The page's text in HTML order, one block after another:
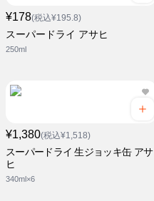
¥178(税込¥195.8)
スーパードライ アサヒ
250ml
¥1,380(税込¥1,518)
スーパードライ 生ジョッキ缶 アサ
ヒ
340ml×6